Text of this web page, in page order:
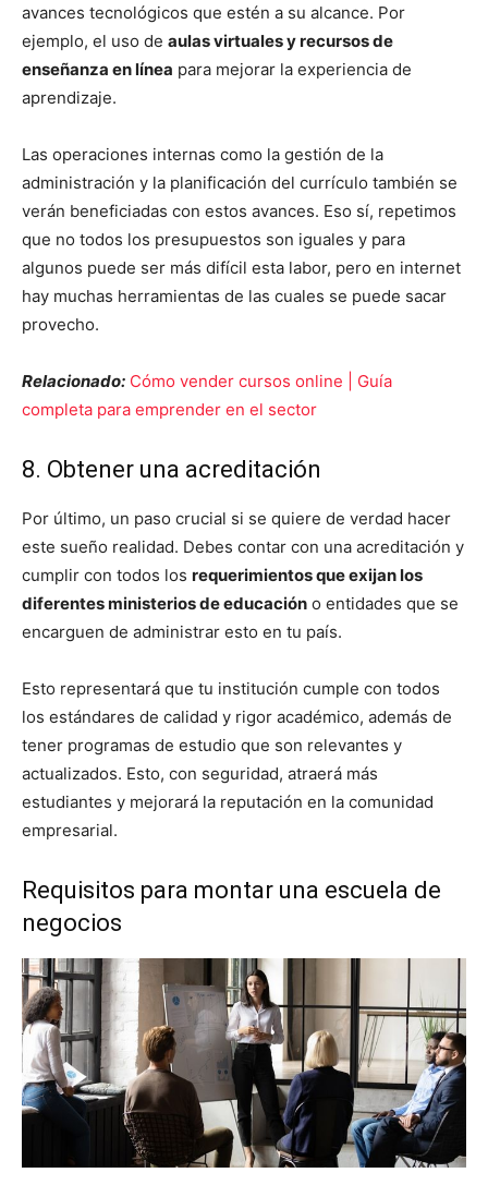
avances tecnológicos que estén a su alcance. Por
ejemplo, el uso de aulas virtuales y recursos de
enseñanza en línea para mejorar la experiencia de
aprendizaje.
Las operaciones internas como la gestión de la
administración y la planificación del currículo también se
verán beneficiadas con estos avances. Eso sí, repetimos
que no todos los presupuestos son iguales y para
algunos puede ser más difícil esta labor, pero en internet
hay muchas herramientas de las cuales se puede sacar
provecho.
Relacionado: Cómo vender cursos online | Guía
completa para emprender en el sector
8. Obtener una acreditación
Por último, un paso crucial si se quiere de verdad hacer
este sueño realidad. Debes contar con una acreditación y
cumplir con todos los requerimientos que exijan los
diferentes ministerios de educación o entidades que se
encarguen de administrar esto en tu país.
Esto representará que tu institución cumple con todos
los estándares de calidad y rigor académico, además de
tener programas de estudio que son relevantes y
actualizados. Esto, con seguridad, atraerá más
estudiantes y mejorará la reputación en la comunidad
empresarial.
Requisitos para montar una escuela de
negocios